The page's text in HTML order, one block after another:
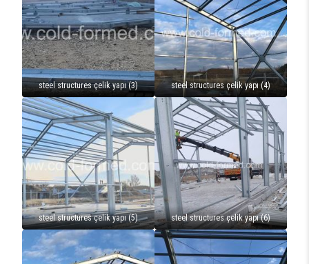
steel structures çelik yapı (3) steel structures çelik yapı (4)
steel structures çelik yapı (5) steel structures çelik yapı (6)